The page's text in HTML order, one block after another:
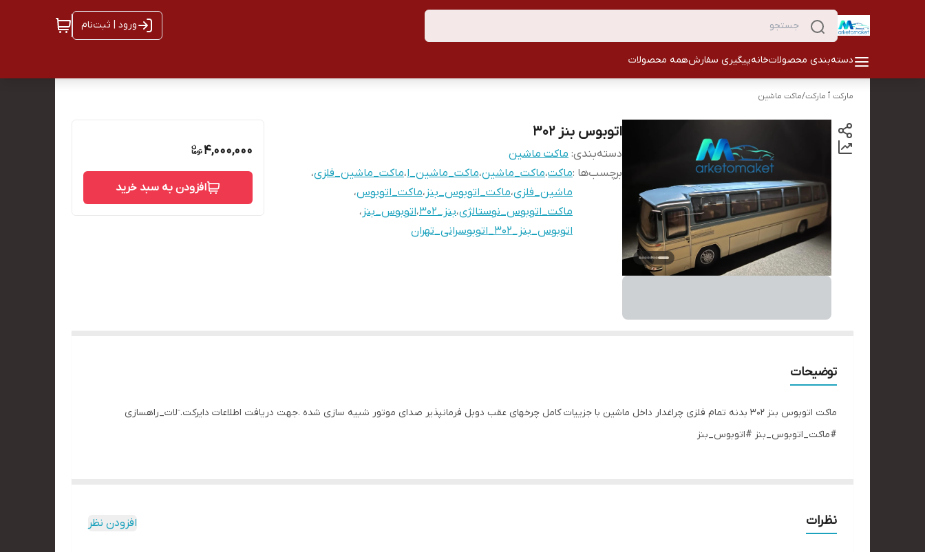
ورود | ثبت‌نام
دسته‌بندی محصولاتخانهپیگیری سفارشهمه محصولات
مارکت ٱ مارکت/ماکت ماشین
اتوبوس بنز ۳۰۲
دسته‌بندی: ماکت ماشین
برچسب‌ها :ماکت،ماکت_ماشین،ماکت_ماشین_ا،ماکت_ماشین_فلزی،
ماشین_فلزی،ماکت_اتوبوس_بنز ،ماکت_اتوبوس،
ماکت_اتوبوس_نوستالژی،بنز_۳۰۲ ،اتوبوس_بنز ،
اتوبوس_بنز_۳۰۲_اتوبوسرانی_تهران
4,000,000
افزودن به سبد خرید
توضیحات
ماکت اتوبوس بنز ۳۰۲ بدنه تمام فلزی چراغدار داخل ماشین با جزییات کامل چرخهای عقب دوبل فرمانپذیر صدای موتور شبیه سازی شده .جهت دریافت اطلاعات دایرکت. ٓلات_راهسازی
#ماکت_اتوبوس_بنز #اتوبوس_بنز
نظرات افزودن نظر